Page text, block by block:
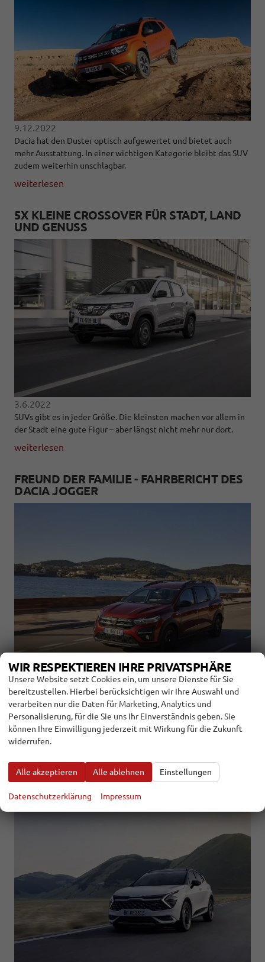
9.12.2022
Dacia hat den Duster optisch aufgewertet und bietet auch
mehr Ausstattung. In einer wichtigen Kategorie bleibt das SUV
zudem weiterhin unschlagbar.
weiterlesen
5X KLEINE CROSSOVER FÜR STADT, LAND
UND GENUSS
3.6.2022
SUVs gibt es in jeder Größe. Die kleinsten machen vor allem in
der Stadt eine gute Figur – aber längst nicht mehr nur dort.
weiterlesen
FREUND DER FAMILIE - FAHRBERICHT DES
DACIA JOGGER
31.1.2022
Vielseitig, geräumig und praktisch. Mit dem Jogger zeigt Dacia,
wie man aus SUV, Kombi und Van geschickt ein Auto macht, das
besonders für junge Familien ein preiswertes Angebot
darstellt.
DIE 10 WICHTIGSTEN PKW-NEUHEITEN
2022
WIR RESPEKTIEREN IHRE PRIVATSPHÄRE
Unsere Website setzt Cookies ein, um unsere Dienste für Sie
bereitzustellen. Hierbei berücksichtigen wir Ihre Auswahl und
verarbeiten nur die Daten für Marketing, Analytics und
Personalisierung, für die Sie uns Ihr Einverständnis geben. Sie
können Ihre Einwilligung jederzeit mit Wirkung für die Zukunft
widerrufen.
Alle akzeptieren Alle ablehnen Einstellungen
Datenschutzerklärung Impressum